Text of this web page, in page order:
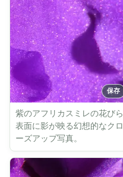
紫のアフリカスミレの花びら
表面に影が映る幻想的なクロ
ーズアップ写真。